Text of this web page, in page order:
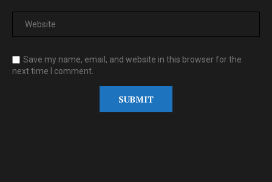
Save my name, email, and website in this browser for the
next time I comment.